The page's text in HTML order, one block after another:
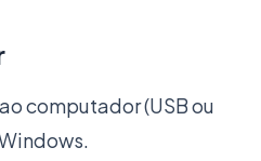
computador (USB ou